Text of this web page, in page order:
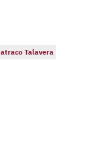
atraco Talavera